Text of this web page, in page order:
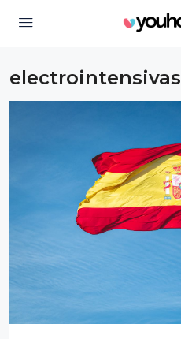
electrointensivas